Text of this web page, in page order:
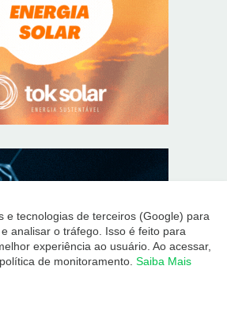
e tecnologias de terceiros (Google) para
analisar o tráfego. Isso é feito para
experiência ao usuário. Ao acessar,
de monitoramento. Saiba Mais